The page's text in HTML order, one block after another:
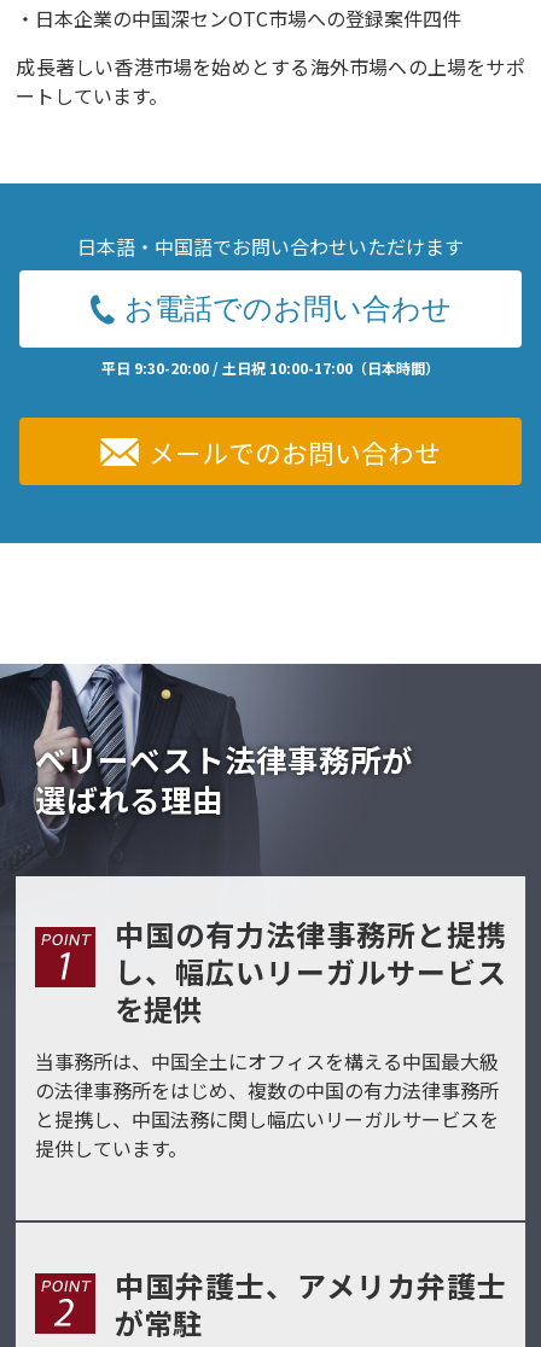
日本企業の中国深センOTC市場への登録案件四件
成長著しい香港市場を始めとする海外市場への上場をサポ
ートしています。
日本語・中国語でお問い合わせいただけます
お電話でのお問い合わせ
平日 9:30-20:00 / 土日祝 10:00-17:00（日本時間）
メールでのお問い合わせ
ベリーベスト法律事務所が
選ばれる理由
中国の有力法律事務所と提携
し、幅広いリーガルサービス
を提供
当事務所は、中国全土にオフィスを構える中国最大級
の法律事務所をはじめ、複数の中国の有力法律事務所
と提携し、中国法務に関し幅広いリーガルサービスを
提供しています。
中国弁護士、アメリカ弁護士
が常駐